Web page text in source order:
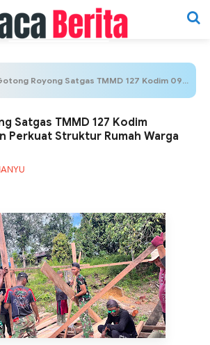
Royong Satgas TMMD 127 Kodim 0903/Bulungan Perkuat Struktur Rumah Warga
Satgas TMMD 127 Kodim
Perkuat Struktur Rumah Warga